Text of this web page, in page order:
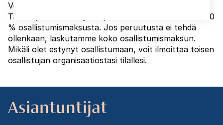
Voit perua osallistumisesi maksutta 1.9.2026 saakka.
Tämän jälkeen tehdyistä peruutuksista veloitamme 50
% osallistumismaksusta. Jos peruutusta ei tehdä
ollenkaan, laskutamme koko osallistumismaksun.
Mikäli olet estynyt osallistumaan, voit ilmoittaa toisen
osallistujan organisaatiostasi tilallesi.
Asiantuntijat